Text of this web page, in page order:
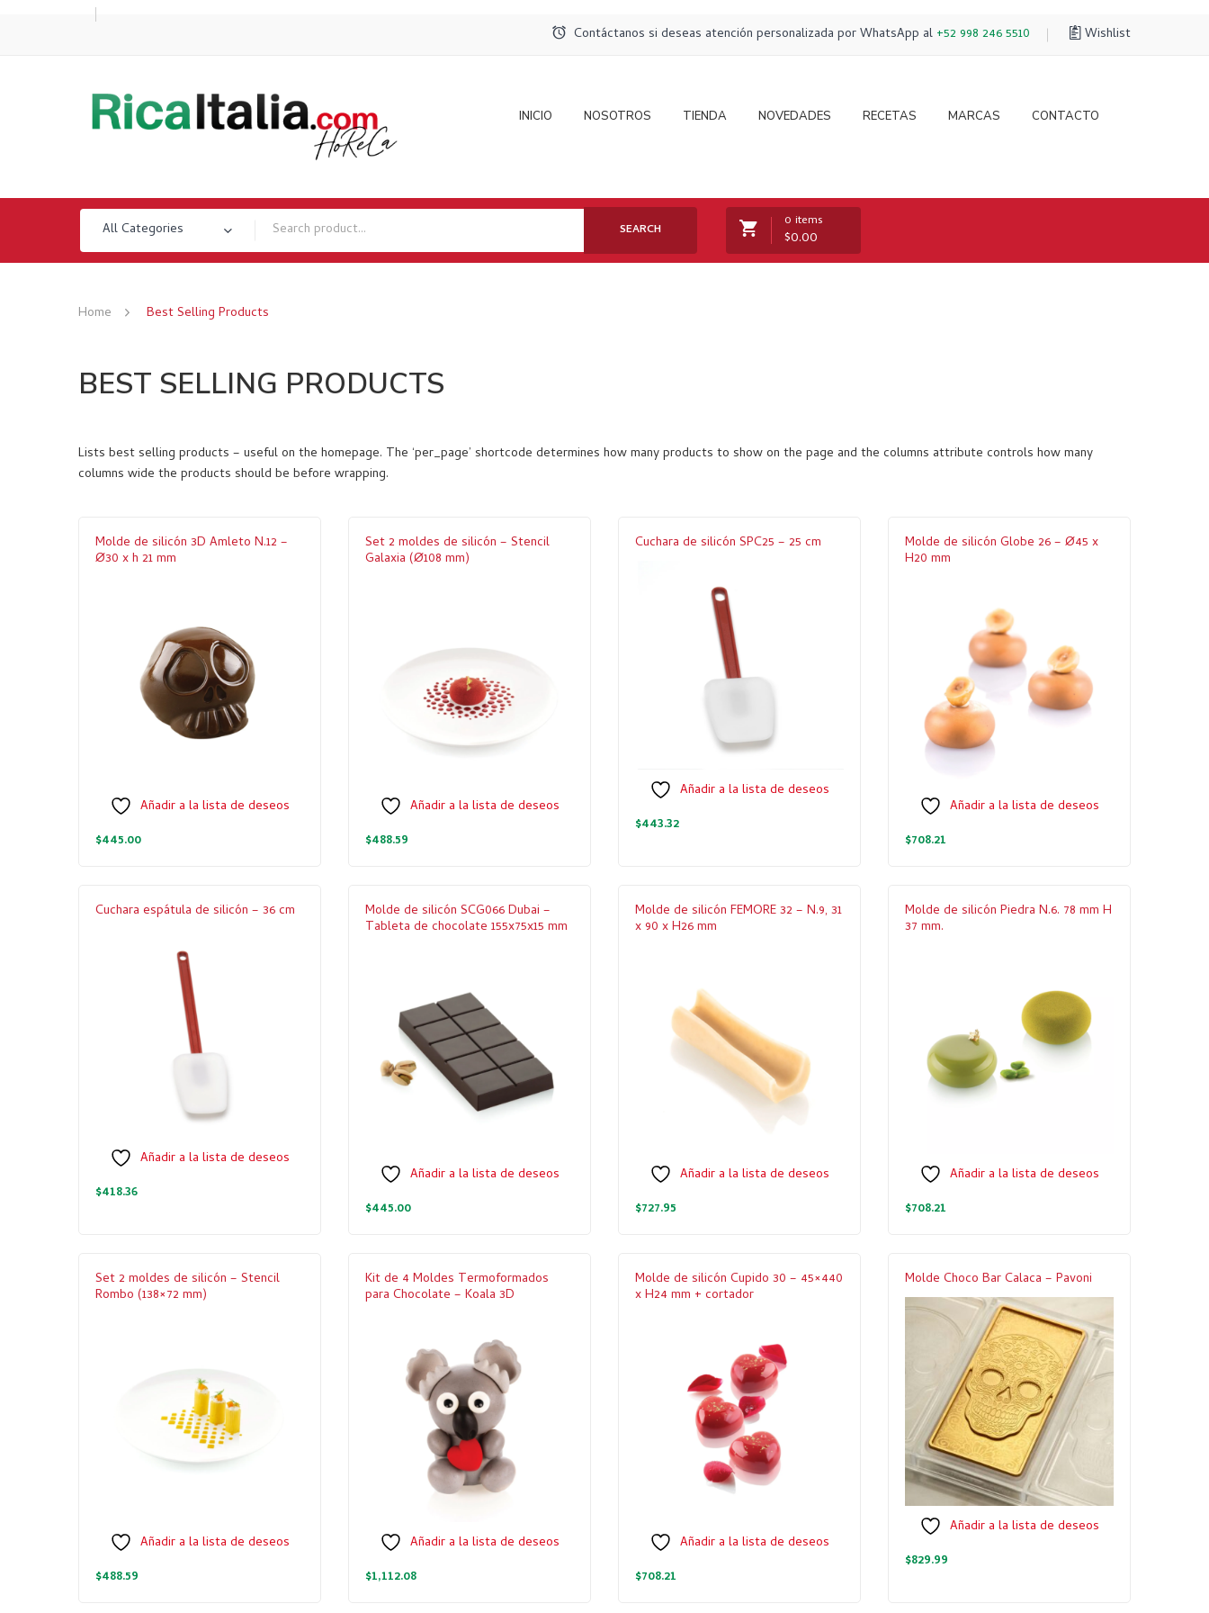
Contáctanos si deseas atención personalizada por WhatsApp al +52 998 246 5510 Wishlist
INICIO NOSOTROS TIENDA NOVEDADES RECETAS MARCAS CONTACTO
All Categories SEARCH 0 items
$0.00
Home Best Selling Products
BEST SELLING PRODUCTS
Lists best selling products – useful on the homepage. The ‘per_page’ shortcode determines how many products to show on the page and the columns attribute controls how many
columns wide the products should be before wrapping.
Molde de silicón 3D Amleto N.12 –
Ø30 x h 21 mm
Añadir a la lista de deseos
$445.00
Set 2 moldes de silicón – Stencil
Galaxia (Ø108 mm)
Añadir a la lista de deseos
$488.59
Cuchara de silicón SPC25 – 25 cm
Añadir a la lista de deseos
$443.32
Molde de silicón Globe 26 – Ø45 x
H20 mm
Añadir a la lista de deseos
$708.21
Cuchara espátula de silicón – 36 cm
Añadir a la lista de deseos
$418.36
Molde de silicón SCG066 Dubai –
Tableta de chocolate 155x75x15 mm
Añadir a la lista de deseos
$445.00
Molde de silicón FEMORE 32 – N.9, 31
x 90 x H26 mm
Añadir a la lista de deseos
$727.95
Molde de silicón Piedra N.6. 78 mm H
37 mm.
Añadir a la lista de deseos
$708.21
Set 2 moldes de silicón – Stencil
Rombo (138×72 mm)
Añadir a la lista de deseos
$488.59
Kit de 4 Moldes Termoformados
para Chocolate – Koala 3D
Añadir a la lista de deseos
$1,112.08
Molde de silicón Cupido 30 – 45×440
x H24 mm + cortador
Añadir a la lista de deseos
$708.21
Molde Choco Bar Calaca – Pavoni
Añadir a la lista de deseos
$829.99